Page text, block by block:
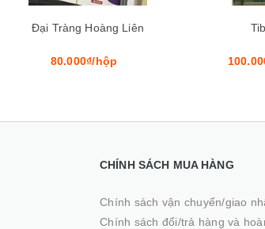
Tibefer
100.000₫/hộp
Đại
CHÍNH SÁCH MUA HÀNG
Chính sách vận chuyển/giao
Chính sách đổi/trả hàng và